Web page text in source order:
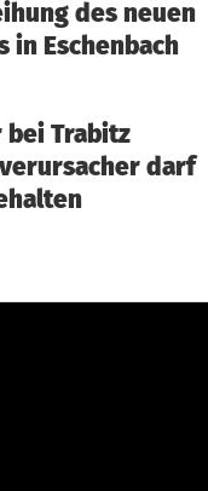
des neuen
in Eschenbach
Trabitz
darf